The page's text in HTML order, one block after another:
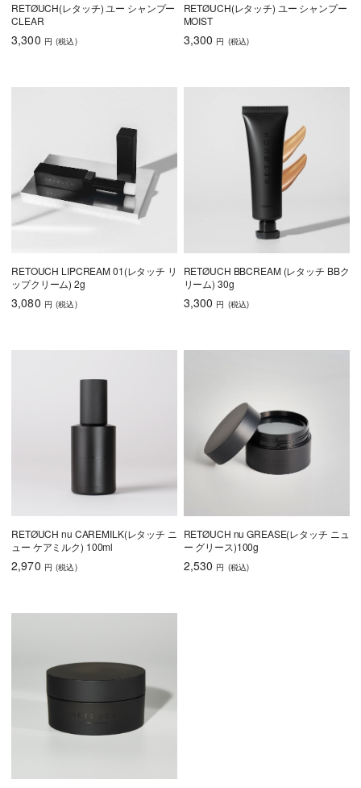
RETØUCH(レタッチ) ユー シャンプー
CLEAR
3,300 円 (税込)
RETØUCH(レタッチ) ユー シャンプー
MOIST
3,300 円 (税込)
RETOUCH LIPCREAM 01(レタッチ リ
ップクリーム) 2g
3,080 円 (税込)
RETØUCH BBCREAM (レタッチ BBク
リーム) 30g
3,300 円 (税込)
RETØUCH nu CAREMILK(レタッチ ニ
ュー ケアミルク) 100ml
2,970 円 (税込)
RETØUCH nu GREASE(レタッチ ニュ
ー グリース)100g
2,530 円 (税込)